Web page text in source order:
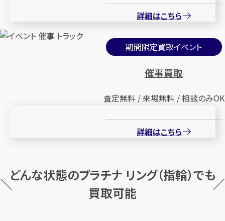
カンタン無料
詳細はこちら
期間限定買取イベント
催事買取
査定無料 / 来場無料 / 相談のみOK
詳細はこちら
どんな状態のプラチナ リング（指輪）でも
買取可能